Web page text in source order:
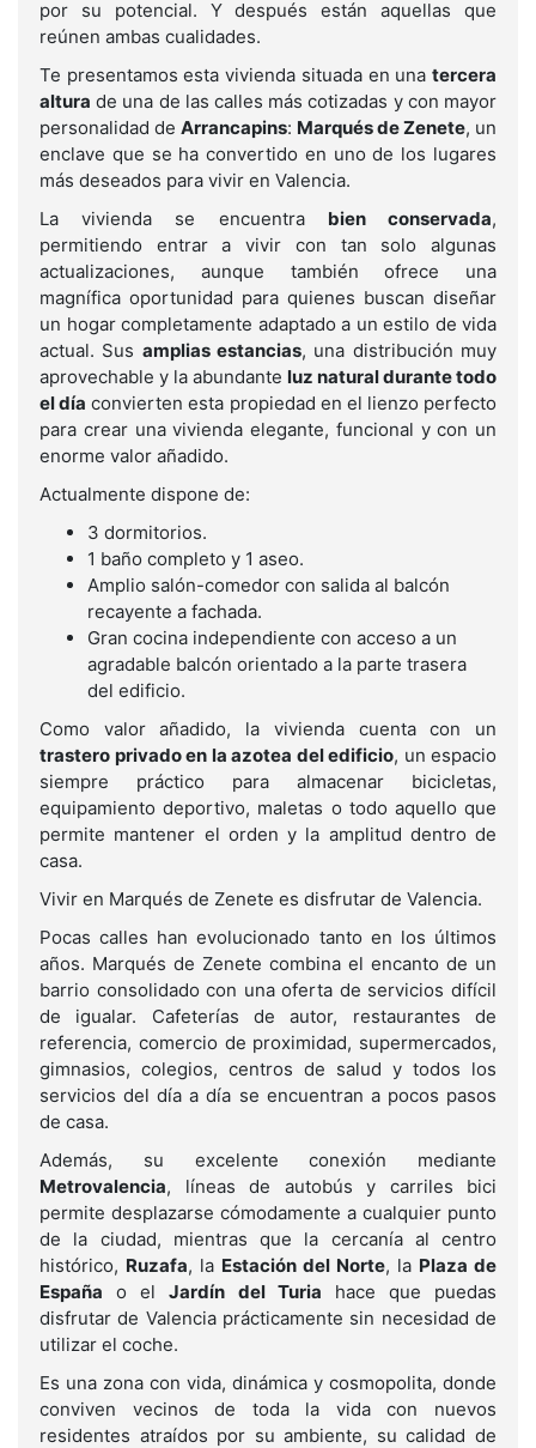
por su potencial. Y después están aquellas que
reúnen ambas cualidades.
Te presentamos esta vivienda situada en una tercera
altura de una de las calles más cotizadas y con mayor
personalidad de Arrancapins: Marqués de Zenete, un
enclave que se ha convertido en uno de los lugares
más deseados para vivir en Valencia.
La vivienda se encuentra bien conservada,
permitiendo entrar a vivir con tan solo algunas
actualizaciones, aunque también ofrece una
magnífica oportunidad para quienes buscan diseñar
un hogar completamente adaptado a un estilo de vida
actual. Sus amplias estancias, una distribución muy
aprovechable y la abundante luz natural durante todo
el día convierten esta propiedad en el lienzo perfecto
para crear una vivienda elegante, funcional y con un
enorme valor añadido.
Actualmente dispone de:
3 dormitorios.
1 baño completo y 1 aseo.
Amplio salón-comedor con salida al balcón
recayente a fachada.
Gran cocina independiente con acceso a un
agradable balcón orientado a la parte trasera
del edificio.
Como valor añadido, la vivienda cuenta con un
trastero privado en la azotea del edificio, un espacio
siempre práctico para almacenar bicicletas,
equipamiento deportivo, maletas o todo aquello que
permite mantener el orden y la amplitud dentro de
casa.
Vivir en Marqués de Zenete es disfrutar de Valencia.
Pocas calles han evolucionado tanto en los últimos
años. Marqués de Zenete combina el encanto de un
barrio consolidado con una oferta de servicios difícil
de igualar. Cafeterías de autor, restaurantes de
referencia, comercio de proximidad, supermercados,
gimnasios, colegios, centros de salud y todos los
servicios del día a día se encuentran a pocos pasos
de casa.
Además, su excelente conexión mediante
Metrovalencia, líneas de autobús y carriles bici
permite desplazarse cómodamente a cualquier punto
de la ciudad, mientras que la cercanía al centro
histórico, Ruzafa, la Estación del Norte, la Plaza de
España o elJardín del Turia hace que puedas
disfrutar de Valencia prácticamente sin necesidad de
utilizar el coche.
Es una zona con vida, dinámica y cosmopolita, donde
conviven vecinos de toda la vida con nuevos
residentes atraídos por su ambiente, su calidad de